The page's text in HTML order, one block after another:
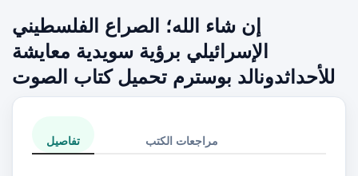
إن شاء الله؛ الصراع الفلسطيني
الإسرائيلي برؤية سويدية معايشة
للأحداثدونالد بوسترم تحميل كتاب الصوت
تفاصيل مراجعات الكتب